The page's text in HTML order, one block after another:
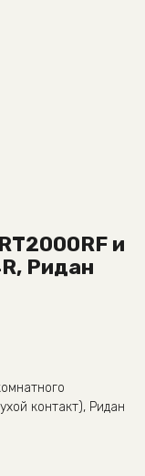
и
Ридан
контакт), Ридан